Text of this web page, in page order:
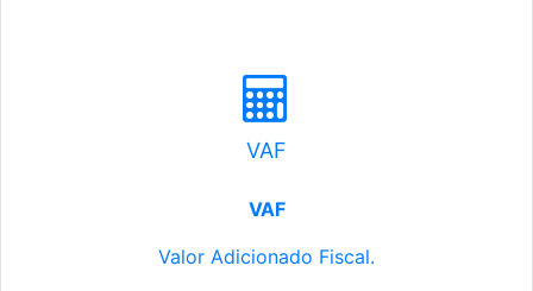
VAF
VAF
Valor Adicionado Fiscal.